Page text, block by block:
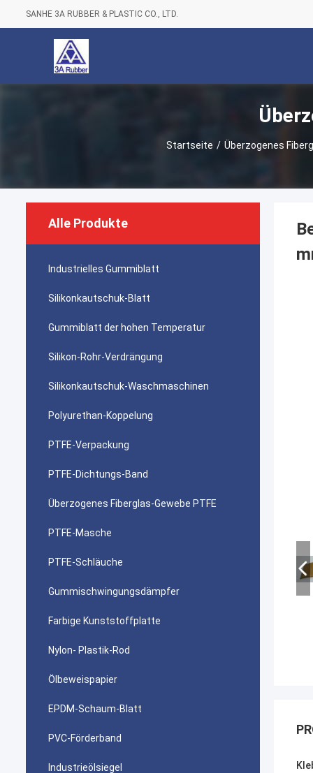
SANHE 3A RUBBER & PLASTIC CO., LTD.
Startseite / Überzogenes
Alle Produkte
Industrielles Gummiblatt
Silikonkautschuk-Blatt
Gummiblatt der hohen Temperatur
Silikon-Rohr-Verdrängung
Silikonkautschuk-Waschmaschinen
Polyurethan-Koppelung
PTFE-Verpackung
PTFE-Dichtungs-Band
Überzogenes Fiberglas-Gewebe PTFE
PTFE-Masche
PTFE-Schläuche
Gummischwingungsdämpfer
Farbige Kunststoffplatte
Nylon- Plastik-Rod
Ölbeweispapier
EPDM-Schaum-Blatt
PVC-Förderband
Industrieölsiegel